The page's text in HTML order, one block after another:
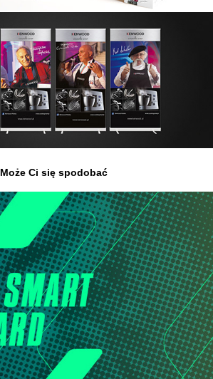
Może Ci się spodobać
Adam Krygier
2021